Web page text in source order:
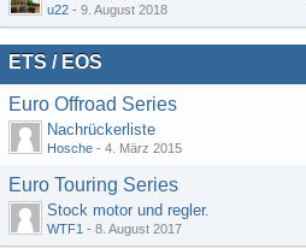
u22 - 9. August 2018
ETS / EOS
Euro Offroad Series
Nachrückerliste
Hosche - 4. März 2015
Euro Touring Series
Stock motor und regler.
WTF1 - 8. August 2017